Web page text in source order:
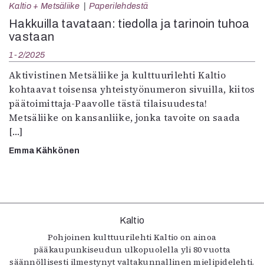
Kirjat
In English
Lehdet
4/2026
2–3/2026
Info
Tilaus ja irtonumerot
Yhteistyössä
Kaltio + Metsäliike Paperilehdestä
Hakkuilla tavataan: tiedolla ja tarinoin tuhoa
vastaan
1-2/2025
Aktivistinen Metsäliike ja kulttuurilehti Kaltio
kohtaavat toisensa yhteistyönumeron sivuilla, kiitos
päätoimittaja-Paavolle tästä tilaisuudesta!
Metsäliike on kansanliike, jonka tavoite on saada
[…]
Emma Kähkönen
Kaltio
Pohjoinen kulttuurilehti Kaltio on ainoa
pääkaupunkiseudun ulkopuolella yli 80 vuotta
säännöllisesti ilmestynyt valtakunnallinen mielipidelehti.